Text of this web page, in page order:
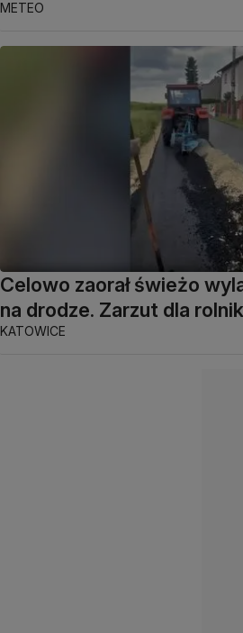
METEO
Celowo zaorał świeżo
na drodze. Zarzut dla
KATOWICE